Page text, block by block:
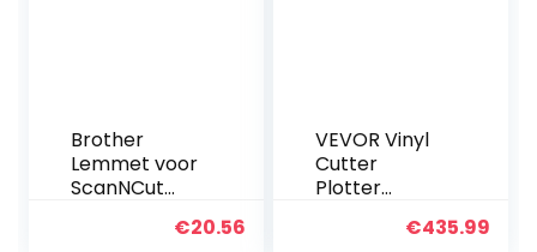
Brother
Lemmet voor
ScanNCut
€20.56
VEVOR Vinyl
Cutter
Plotter
53″Signmaste
€435.99